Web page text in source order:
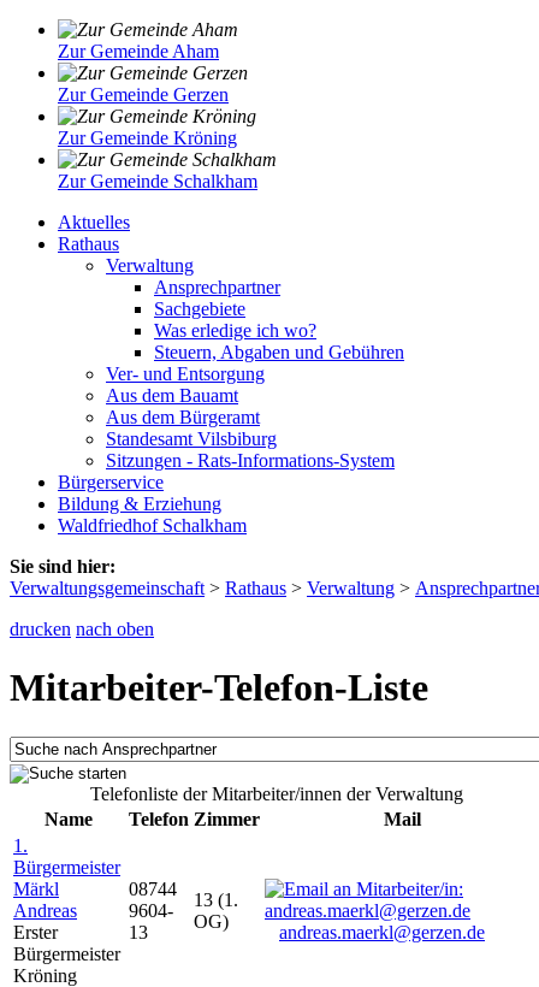
Zur Gemeinde Aham
Zur Gemeinde Gerzen
Zur Gemeinde Kröning
Zur Gemeinde Schalkham
Aktuelles
Rathaus
Verwaltung
Ansprechpartner
Sachgebiete
Was erledige ich wo?
Steuern, Abgaben und Gebühren
Ver- und Entsorgung
Aus dem Bauamt
Aus dem Bürgeramt
Standesamt Vilsbiburg
Sitzungen - Rats-Informations-System
Bürgerservice
Bildung & Erziehung
Waldfriedhof Schalkham
Sie sind hier:
Verwaltungsgemeinschaft > Rathaus > Verwaltung >
drucken nach oben
Mitarbeiter-Telefon-Liste
Telefonliste der Mitarbeiter/innen der Verwaltung
Name
Telefon Zimmer
Mail
1.
Bürgermeister
Märkl
Andreas
Erster
Bürgermeister
Kröning
08744
9604-
13
13 (1.
OG)
andreas.maerkl@gerzen.de